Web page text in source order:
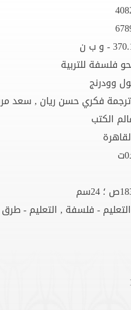
- و ب ن
فلسفة للتربية
وودرنج
ترجمة فكري حسن ريان , سعد
الكتب
24سم
التعليم - فلسفة , التعليم -